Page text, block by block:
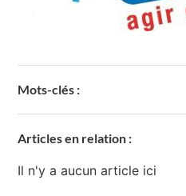
Mots-clés :
Articles en relation :
Il n'y a aucun article ici